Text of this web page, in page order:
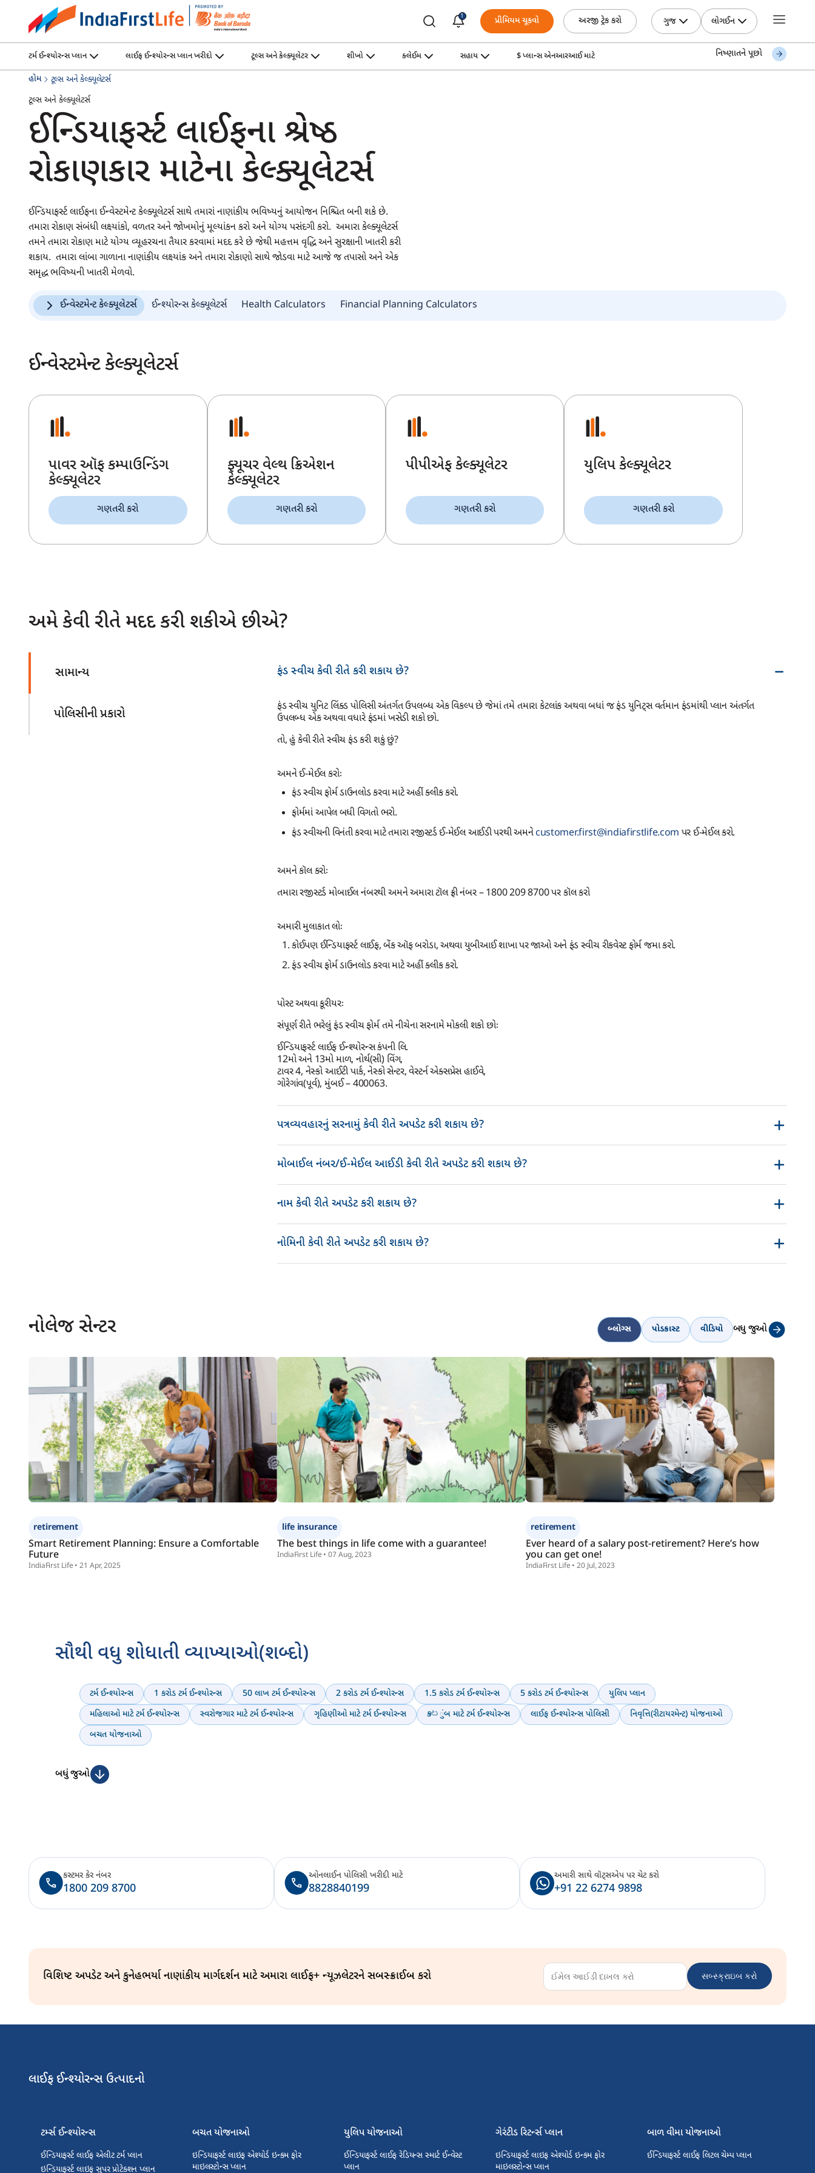
1 પ્રીમિયમ ચૂકવો અરજી ટ્રેક કરો ગુજ લોગઈન
ટર્મ ઈન્શ્યોરન્સ પ્લાન લાઈફ ઈન્શ્યોરન્સ પ્લાન ખરીદો ટૂલ્સ અને કેલ્ક્યૂલેટર શીખો ક્લેઈમ સહાય $ પ્લાન્સ એનઆરઆઈ માટે નિષ્ણાતને પૂછો
હોમ
ટૂલ્સ અને કેલ્ક્યૂલેટર્સ
ટૂલ્સ અને કેલ્ક્યૂલેટર્સ
ઈન્ડિયાફર્સ્ટ લાઈફના શ્રેષ્ઠ
રોકાણકાર માટેના કેલ્ક્યૂલેટર્સ
ઈન્ડિયાફર્સ્ટ લાઈફના ઈન્વેસ્ટમેન્ટ કેલ્ક્યૂલેટર્સ સાથે તમારાં નાણાંકીય ભવિષ્યનું આયોજન નિશ્ચિત બની શકે છે.
તમારા રોકાણ સંબંધી લક્ષ્યાંકો, વળતર અને જોખમોનું મૂલ્યાંકન કરો અને યોગ્ય પસંદગી કરો. અમારા કેલ્ક્યૂલેટર્સ
તમને તમારા રોકાણ માટે યોગ્ય વ્યૂહરચના તૈયાર કરવામાં મદદ કરે છે જેથી મહત્તમ વૃદ્ધિ અને સુરક્ષાની ખાતરી કરી
શકાય. તમારા લાંબા ગાળાના નાણાંકીય લક્ષ્યાંક અને તમારા રોકાણો સાથે જોડવા માટે આજે જ તપાસો અને એક
સમૃદ્ધ ભવિષ્યની ખાતરી મેળવો.
ઈન્વેસ્ટમેન્ટ કેલ્ક્યૂલેટર્સ ઈન્શ્યોરન્સ કેલ્ક્યૂલેટર્સ Health Calculators Financial Planning Calculators
ઈન્વેસ્ટમેન્ટ કેલ્ક્યૂલેટર્સ
પાવર ઑફ કમ્પાઉન્ડિંગ
કેલ્ક્યૂલેટર
ગણતરી કરો
ફ્યૂચર વેલ્થ ક્રિએશન
કેલ્ક્યૂલેટર
ગણતરી કરો
પીપીએફ કેલ્ક્યૂલેટર
ગણતરી કરો
યુલિપ કેલ્ક્યૂલેટર
ગણતરી કરો
અમે કેવી રીતે મદદ કરી શકીએ છીએ?
સામાન્ય
પોલિસીની પ્રકારો
ફંડ સ્વીચ કેવી રીતે કરી શકાય છે?
ફંડ સ્વીચ યુનિટ લિંક્ડ પોલિસી અંતર્ગત ઉપલબ્ધ એક વિકલ્પ છે જેમાં તમે તમારા કેટલાંક અથવા બધાં જ ફંડ યુનિટ્સ વર્તમાન ફંડમાંથી પ્લાન અંતર્ગત
ઉપલબ્ધ એક અથવા વધારે ફંડમાં ખસેડી શકો છો.
તો, હું કેવી રીતે સ્વીચ ફંડ કરી શકું છું?
અમને ઈ-મેઈલ કરોઃ
ફંડ સ્વીચ ફોર્મ ડાઉનલોડ કરવા માટે અહીં ક્લીક કરો.
ફોર્મમાં આપેલ બધી વિગતો ભરો.
ફંડ સ્વીચની વિનંતી કરવા માટે તમારા રજીસ્ટર્ડ ઈ-મેઈલ આઈડી પરથી અમનેcustomer.first@indiafirstlife.com પર ઈ-મેઈલ કરો.
અમને કૉલ કરોઃ
તમારા રજીસ્ટર્ડ મોબાઈલ નંબરથી અમને અમારા ટૉલ ફ્રી નંબર – 1800 209 8700 પર કૉલ કરો
અમારી મુલાકાત લોઃ
કોઈપણ ઈન્ડિયાફર્સ્ટ લાઈફ, બેંક ઑફ બરોડા, અથવા યુબીઆઈ શાખા પર જાઓ અને ફંડ સ્વીચ રીકવેસ્ટ ફોર્મ જમા કરો.
ફંડ સ્વીચ ફોર્મ ડાઉનલોડ કરવા માટે અહીં ક્લીક કરો.
પોસ્ટ અથવા કૂરીયરઃ
સંપૂર્ણ રીતે ભરેલું ફંડ સ્વીચ ફોર્મ તમે નીચેના સરનામે મોકલી શકો છોઃ
ઈન્ડિયાફર્સ્ટ લાઈફ ઈન્શ્યોરન્સ કંપની લિ.
12મો અને 13મો માળ, નોર્થ(સી) વિંગ,
ટાવર 4, નેસ્કો આઈટી પાર્ક, નેસ્કો સેન્ટર, વેસ્ટર્ન એક્સપ્રેસ હાઈવે,
ગોરેગાંવ(પૂર્વ), મુંબઈ – 400063.
પત્રવ્યવહારનું સરનામું કેવી રીતે અપડેટ કરી શકાય છે?
Change Request Form
અહીં ક્લીક કરો
મોબાઈલ નંબર/ઈ-મેઈલ આઈડી કેવી રીતે અપડેટ કરી શકાય છે?
નામ કેવી રીતે અપડેટ કરી શકાય છે?
1800-209-8700
ઈન્ડિયાફર્સ્ટ લાઈફ આંધ્ર
બેંક ઑફ બરોડા
અહીં ક્લીક કરો
ચેન્જ રીક્વેસ્ટ ફોર્મ
નોમિની કેવી રીતે અપડેટ કરી શકાય છે?
નોમિનેશન ચેન્જ ફોર્મ
નોમિનીનું નામ
સરનામું
જન્મ તારીખ
પોલિસીધારક સાથે સંબંધ
નોલેજ સેન્ટર બ્લોગ્સ પોડકાસ્ટ વીડિયો બધુ જુઓ
retirement
Smart Retirement Planning: Ensure a Comfortable
Future
IndiaFirst Life • 21 Apr, 2025
life insurance
The best things in life come with a guarantee!
IndiaFirst Life • 07 Aug, 2023
retirement
Ever heard of a salary post-retirement? Here’s how
you can get one!
IndiaFirst Life • 20 Jul, 2023
સૌથી વધુ શોધાતી વ્યાખ્યાઓ(શબ્દો)
ટર્મ ઈન્શ્યોરન્સ 1 કરોડ ટર્મ ઈન્શ્યોરન્સ 50 લાખ ટર્મ ઈન્શ્યોરન્સ 2 કરોડ ટર્મ ઈન્શ્યોરન્સ 1.5 કરોડ ટર્મ ઈન્શ્યોરન્સ 5 કરોડ ટર્મ ઈન્શ્યોરન્સ
યુલિપ પ્લાન
મહિલાઓ માટે ટર્મ ઈન્શ્યોરન્સ
સ્વરોજગાર માટે ટર્મ ઈન્શ્યોરન્સ ગૃહિણીઓ માટે ટર્મ ઈન્શ્યોરન્સ કుటુંબ માટે ટર્મ ઈન્શ્યોરન્સ લાઈફ ઈન્શ્યોરન્સ પોલિસી
નિવૃત્તિ(રીટાયરમેન્ટ) યોજનાઓ
બચત યોજનાઓ
બધું જુઓ
1800 209 8700
કસ્ટમર કેર નંબર
8828840199
ઓનલાઈન પોલિસી ખરીદી માટે
+91 22 6274 9898
અમારી સાથે વૉટ્સએપ પર ચેટ કરો
વિશિષ્ટ અપડેટ અને કુનેહભર્યા નાણાંકીય માર્ગદર્શન માટે અમારા લાઈફ+ ન્યૂઝલેટરને સબસ્ક્રાઈબ કરો સબ્સ્ક્રાઇબ કરો
લાઈફ ઈન્શ્યોરન્સ ઉત્પાદનો
ટર્મ્સ ઈન્શ્યોરન્સ
ઈન્ડિયાફર્સ્ટ લાઈફ એલીટ ટર્મ પ્લાન
ઇન્ડિયાફર્સ્ટ લાઇફ સુપર પ્રોટેક્શન પ્લાન
બચત યોજનાઓ
ઇન્ડિયાફર્સ્ટ લાઇફ એશ્યોર્ડ ઇન્કમ ફોર
માઇલસ્ટોન્સ પ્લાન
યુલિપ યોજનાઓ
ઈન્ડિયાફર્સ્ટ લાઈફ રેડિયન્સ સ્માર્ટ ઈન્વેસ્ટ
પ્લાન
ગેરંટીડ રિટર્ન્સ પ્લાન
ઇન્ડિયાફર્સ્ટ લાઇફ એશ્યોર્ડ ઇન્કમ ફોર
માઇલસ્ટોન્સ પ્લાન
બાળ વીમા યોજનાઓ
ઈન્ડિયાફર્સ્ટ લાઈફ લિટલ ચેમ્પ પ્લાન